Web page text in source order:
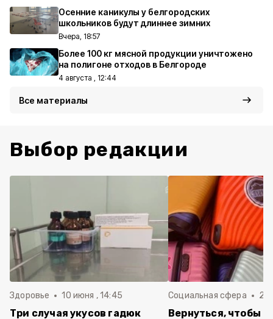
Осенние каникулы у белгородских
школьников будут длиннее зимних
Вчера, 18:57
Более 100 кг мясной продукции уничтожено
на полигоне отходов в Белгороде
4 августа , 12:44
Все материалы
Выбор редакции
Здоровье 10 июня , 14:45
Три случая укусов гадюк
Социальная сфера 20
Вернуться, чтобы